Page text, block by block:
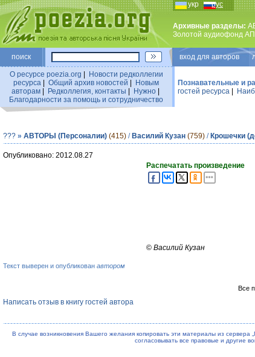
укр рус
Архивные разделы:
Золотой аудиофонд АП
поиск вход для авторов
О ресурсе poezia.org
Новости редколлегии
ресурса
Общий архив новостей
Новым
авторам| Редколлегия, контакты Нужно|
Благодарности за помощь и сотрудничество
Познавательные и
гостей ресурса
??? » АВТОРЫ (Персоналии) (415) / Василий Кузан (759) / Крошечки
Опубликовано: 2012.08.27
Распечатать произведение
© Василий Кузан
Текст выверен и опубликован автором
Все
Написать отзыв в книгу гостей автора
В случае возникновения Вашего желания копировать эти материалы из
согласовывать все правовые и другие